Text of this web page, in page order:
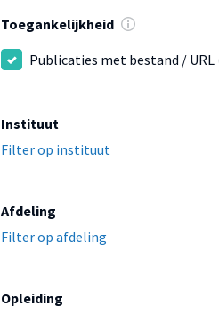
Toegankelijkheid
Publicaties met bestand / URL
Instituut
Filter op instituut
Afdeling
Filter op afdeling
Opleiding